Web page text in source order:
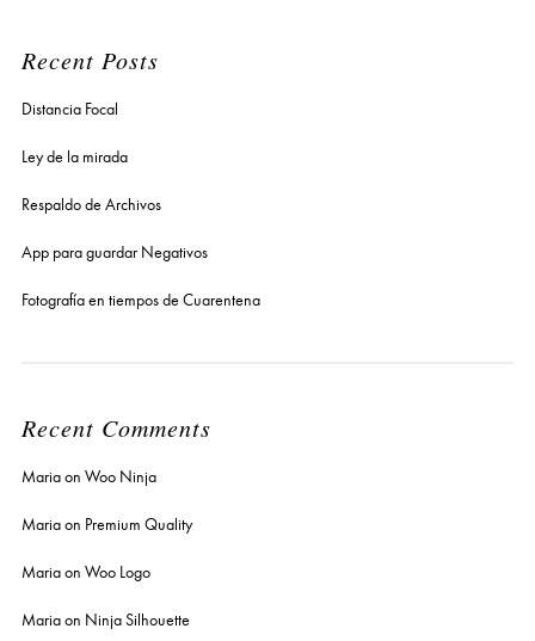
Recent Posts
Distancia Focal
Ley de la mirada
Respaldo de Archivos
App para guardar Negativos
Fotografía en tiempos de Cuarentena
Recent Comments
Mariaon Woo Ninja
Mariaon Premium Quality
Mariaon Woo Logo
Mariaon Ninja Silhouette